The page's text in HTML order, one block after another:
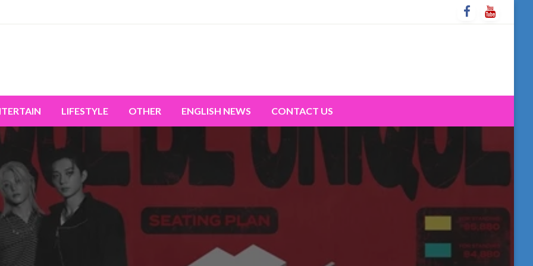
LIFESTYLE OTHER ENGLISH NEWS CONTACT US